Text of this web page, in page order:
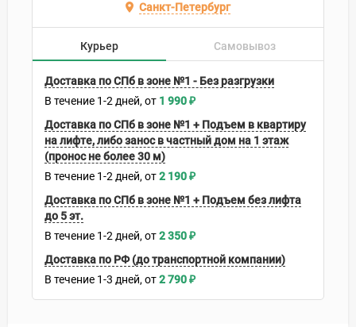
Санкт-Петербург
Курьер Самовывоз
Доставка по СПб в зоне №1 - Без разгрузки
В течение 1-2 дней 1 990₽
Доставка по СПб в зоне №1 + Подъем в квартиру
на лифте, либо занос в частный дом на 1 этаж
(пронос не более 30 м)
В течение 1-2 дней 2 190₽
Доставка по СПб в зоне №1 + Подъем без лифта
до 5 эт.
В течение 1-2 дней 2 350₽
Доставка по РФ (до транспортной компании)
В течение 1-3 дней 2 790₽